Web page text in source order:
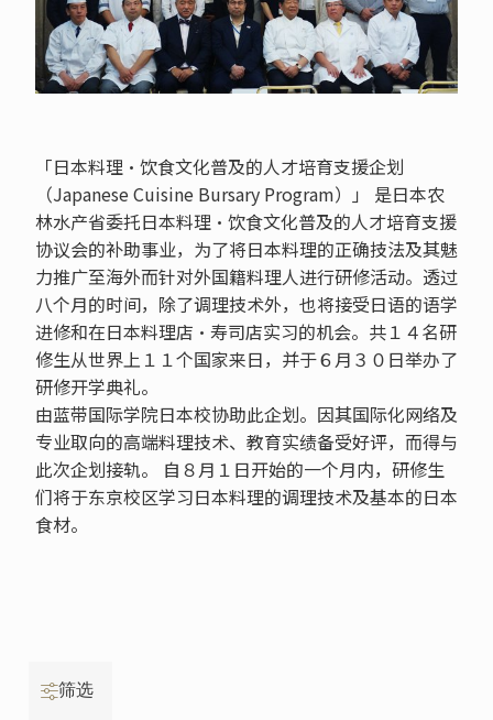
「日本料理•饮食文化普及的人才培育支援企划
（Japanese Cuisine Bursary Program）」 是日本农
林水产省委托日本料理•饮食文化普及的人才培育支援
协议会的补助事业，为了将日本料理的正确技法及其魅
力推广至海外而针对外国籍料理人进行研修活动。透过
八个月的时间，除了调理技术外，也将接受日语的语学
进修和在日本料理店•寿司店实习的机会。共１４名研
修生从世界上１１个国家来日，并于６月３０日举办了
研修开学典礼。
由蓝带国际学院日本校协助此企划。因其国际化网络及
专业取向的高端料理技术、教育实绩备受好评，而得与
此次企划接轨。 自８月１日开始的一个月内，研修生
们将于东京校区学习日本料理的调理技术及基本的日本
食材。
筛选